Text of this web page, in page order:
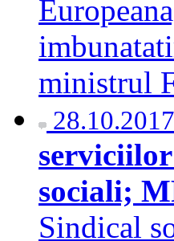
ministrul
28.10.2017
sociali;
Sindical